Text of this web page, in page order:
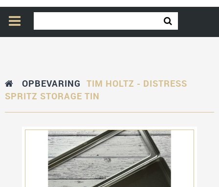
OPBEVARING TIM HOLTZ - DISTRESS
SPRITZ STORAGE TIN